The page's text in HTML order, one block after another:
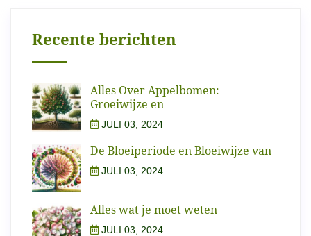
Recente berichten
Alles Over Appelbomen:
Groeiwijze en
JULI 03, 2024
De Bloeiperiode en Bloeiwijze van
JULI 03, 2024
Alles wat je moet weten
JULI 03, 2024